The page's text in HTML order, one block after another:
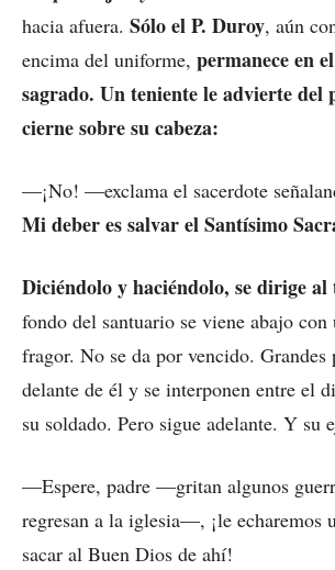
hacia afuera. Sólo el P. Duroy, aún
encima del uniforme, permanece en
sagrado. Un teniente le advierte del
cierne sobre su cabeza:
—¡No! —exclama el sacerdote
Mi deber es salvar el Santísimo
Diciéndolo y haciéndolo, se dirige al
fondo del santuario se viene abajo con
fragor. No se da por vencido. Grandes
delante de él y se interponen entre el
su soldado. Pero sigue adelante. Y su
—Espere, padre —gritan algunos
regresan a la iglesia—, ¡le echaremos
sacar al Buen Dios de ahí!